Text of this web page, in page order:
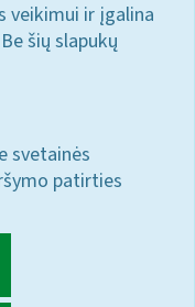
veikimui ir įgalina
šių slapukų
svetainės
patirties